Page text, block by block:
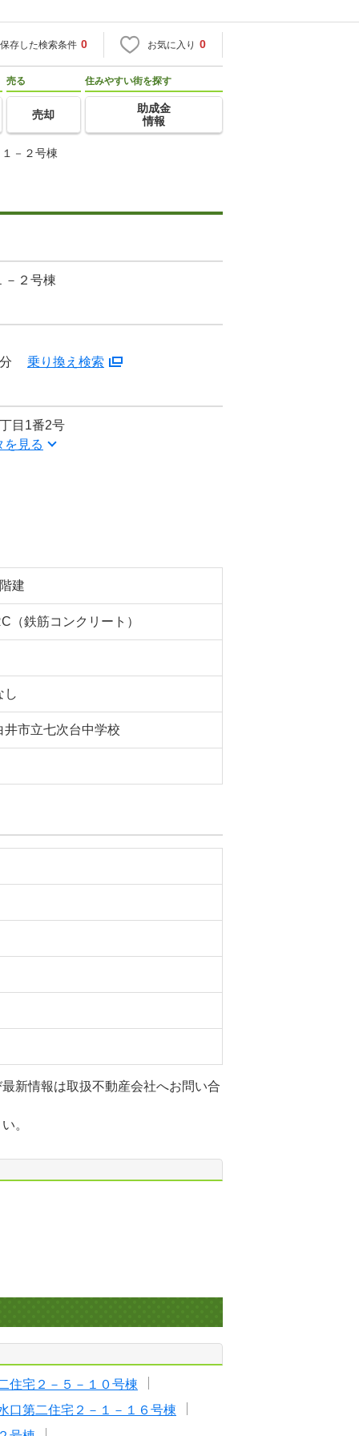
保存した検索条件 0 お気に入り 0
売る
売却
住みやすい街を探す
助成金
情報
－２号棟
－２号棟
乗り換え検索
目1番2号
を見る
建
（鉄筋コンクリート）
し
井市立七次台中学校
新情報は取扱不動産会社へお問い合
。
住宅２－５－１０号棟
口第二住宅２－１－１６号棟